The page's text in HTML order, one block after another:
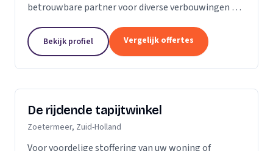
betrouwbare partner voor diverse verbouwingen en
om het verbouwen van badkamers, het plaatsen van
dakkapellen,...
Bekijk profiel Vergelijk offertes
De rijdende tapijtwinkel
Zoetermeer, Zuid-Holland
Voor voordelige stoffering van uw woning of